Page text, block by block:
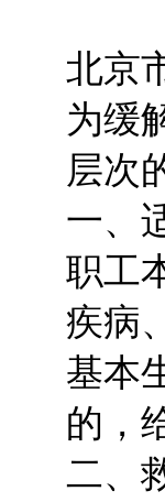
北京
为缓
层次
一、
职工
疾病
基本
的，
二、